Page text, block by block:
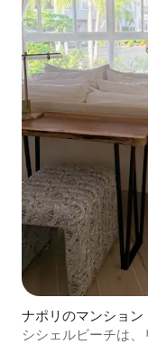
ナポリのマンション
シシェルビーチは